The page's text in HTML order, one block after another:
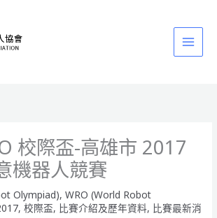
校際盃-高雄市 2017
機器人競賽
Olympiad),WRO (World Robot
,校際盃, 比賽介紹及歷年資料, 比賽最新消